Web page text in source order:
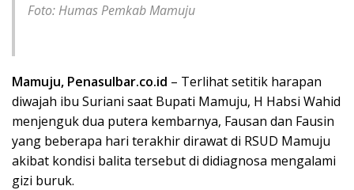
Foto: Humas Pemkab Mamuju
Mamuju, Penasulbar.co.id – Terlihat setitik harapan
diwajah ibu Suriani saat Bupati Mamuju, H Habsi Wahid
menjenguk dua putera kembarnya, Fausan dan Fausin
yang beberapa hari terakhir dirawat di RSUD Mamuju
akibat kondisi balita tersebut di didiagnosa mengalami
gizi buruk.